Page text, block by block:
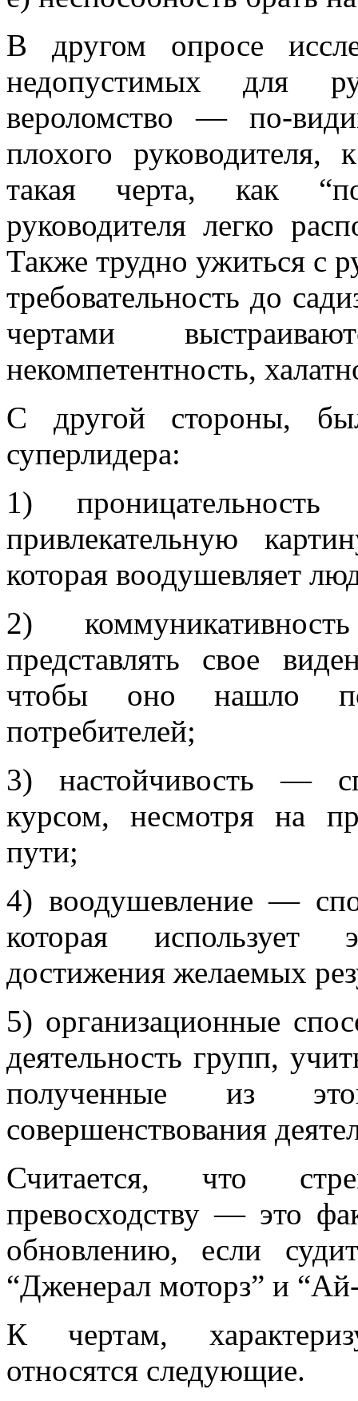
В другом опросе
недопустимых для
вероломство — по-
плохого руководителя,
такая черта, как
руководителя легко
Также трудно ужиться с
требовательность до
чертами
некомпетентность,
С другой стороны,
суперлидера:
1)
привлекательную
которая воодушевляет
2)
представлять свое
чтобы оно нашло
потребителей;
3) настойчивость —
курсом, несмотря на
пути;
4) воодушевление —
которая использует
достижения желаемых
5) организационные
деятельность групп,
полученные из
совершенствования
Считается, что
превосходству — это
обновлению, если
“Дженерал моторз” и
К чертам,
относятся следующие.